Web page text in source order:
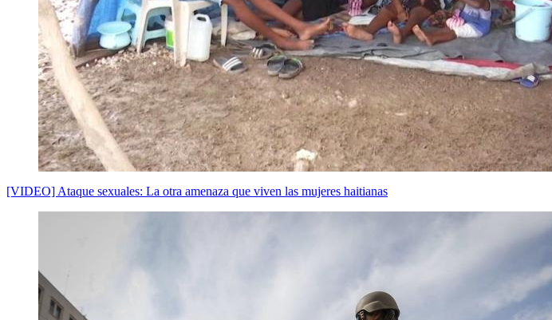
[VIDEO] Ataque sexuales: La otra amenaza que viven las mujeres haitianas